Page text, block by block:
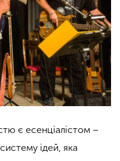
є есенціалістом –
ідей, яка